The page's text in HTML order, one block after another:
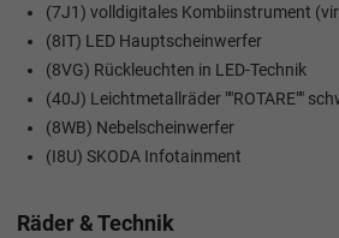
(7J1) volldigitales Kombiinstrument
(8IT) LED Hauptscheinwerfer
(8VG) Rückleuchten in LED-Technik
(40J) Leichtmetallräder ""ROTARE""
(8WB) Nebelscheinwerfer
(I8U) SKODA Infotainment
Räder & Technik